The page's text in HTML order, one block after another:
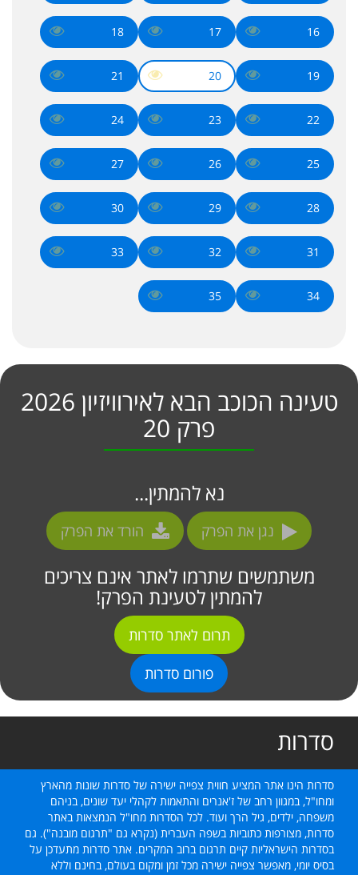
16
17
18
19
20
21
22
23
24
25
26
27
28
29
30
31
32
33
34
35
טעינה הכוכב הבא לאירוויזיון 2026
פרק 20
נא להמתין...
נגן את הפרק הורד את הפרק
משתמשים שתרמו לאתר אינם צריכים
להמתין לטעינת הפרק!
תרום לאתר סדרות
פורום סדרות
סדרות
סדרות הינו אתר המציע חווית צפייה ישירה של סדרות שונות מהארץ
ומחו"ל, במגוון רחב של ז'אנרים והתאמות לקהלי יעד שונים, בניהם
משפחה, ילדים, גיל הרך ועוד. לכל הסדרות מחו"ל הנמצאות באתר
סדרות, מצורפות כתוביות בשפה העברית (נקרא גם "תרגום מובנה"). גם
בסדרות הישראליות קיים תרגום ברוב המקרים. אתר סדרות מתעדכן על
בסיס יומי, מאפשר צפייה ישירה מכל זמן ומקום בעולם, בחינם וללא